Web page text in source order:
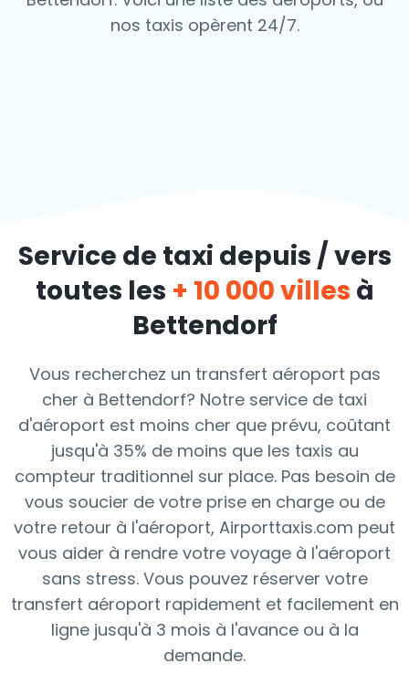
nos taxis opèrent 24/7.
Service de taxi depuis / vers
toutes les + 10 000 villes à
Bettendorf
Vous recherchez un transfert aéroport pas
cher à Bettendorf? Notre service de taxi
d'aéroport est moins cher que prévu, coûtant
jusqu'à 35% de moins que les taxis au
compteur traditionnel sur place. Pas besoin de
vous soucier de votre prise en charge ou de
votre retour à l'aéroport, Airporttaxis.com peut
vous aider à rendre votre voyage à l'aéroport
sans stress. Vous pouvez réserver votre
transfert aéroport rapidement et facilement en
ligne jusqu'à 3 mois à l'avance ou à la
demande.